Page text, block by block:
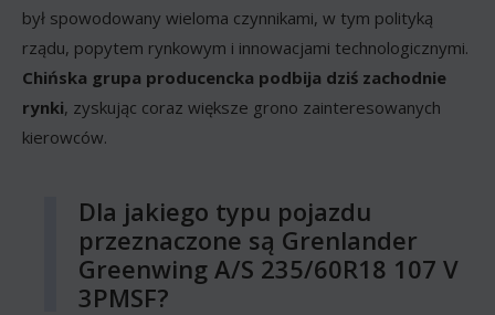
był spowodowany wieloma czynnikami, w tym polityką
rządu, popytem rynkowym i innowacjami technologicznymi.
Chińska grupa producencka podbija dziś zachodnie
rynki, zyskując coraz większe grono zainteresowanych
kierowców.
Dla jakiego typu pojazdu
przeznaczone są Grenlander
Greenwing A/S 235/60R18 107 V
3PMSF?